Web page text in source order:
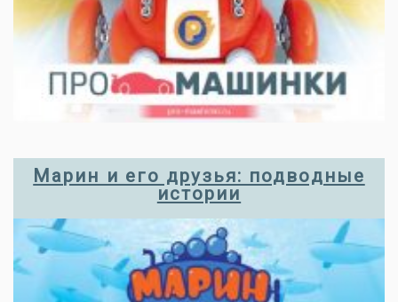
Марин и его друзья: подводные
истории